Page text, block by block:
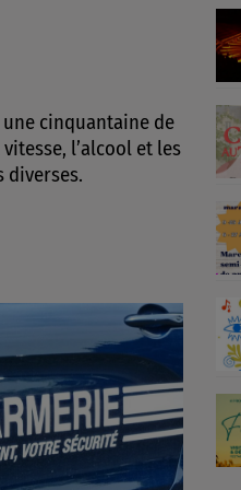
cinquantaine de
l’alcool et les
diverses.